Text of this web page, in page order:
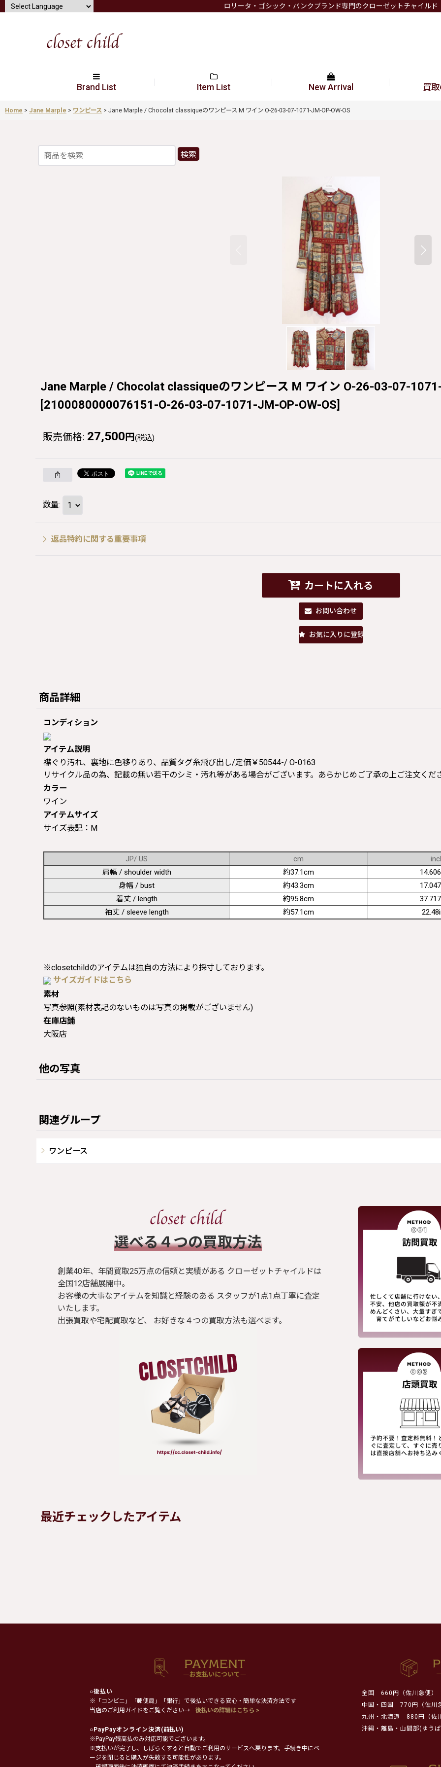
ロリータ・ゴシック・パンクブランド専門のクローゼットチャイルド
Brand List Item List New Arrival 買
Home > Jane Marple > ワンピース > Jane Marple / Chocolat classiqueのワンピース M ワイン O-26-03-07-1071-JM-OP-OW-OS
検索
Jane Marple / Chocolat classiqueのワンピース M ワイン O-26-03-07-
[2100080000076151-O-26-03-07-1071-JM-OP-OW-OS]
販売価格: 27,500 円 (税込)
数量:
返品特約に関する重要事項
カートに入れる
お問い合わせ
お気に入りに登録
商品詳細
コンディション
アイテム説明
襟ぐり汚れ、裏地に色移りあり、品質タグ糸飛び出し/定価￥50544-/ O-0163
リサイクル品の為、記載の無い若干のシミ・汚れ等がある場合がございます。あらかじめご了承の上ご注文くだ
カラー
ワイン
アイテムサイズ
サイズ表記：M
JP/ US cm
肩幅 / shoulder width
約37.1cm
身幅 / bust
約43.3cm
着丈 / length
約95.8cm
袖丈 / sleeve length
約57.1cm
※closetchildのアイテムは独自の方法により採寸しております。
サイズガイドはこちら
素材
写真参照(素材表記のないものは写真の掲載がございません)
在庫店舗
大阪店
他の写真
関連グループ
ワンピース
​選べる４つの買取方法
創業40年、年間買取25万点の信頼と実績がある クローゼットチャイルドは
全国12店舗展開中。
お客様の大事なアイテムを知識と経験のある スタッフが1点1点丁寧に査定
いたします。
出張買取や宅配買取など、 お好きな４つの買取方法も選べます。
最近チェックしたアイテム
○後払い
※「コンビニ」「郵便局」「銀行」で後払いできる安心・簡単な決済方法です
当店のご利用ガイドをご覧ください→
後払いの詳細はこちら >
○PayPayオンライン決済(前払い)
※PayPay残高払のみ対応可能でございます。
※支払いが完了し、しばらくすると自動でご利用のサービスへ戻ります。手続き中にペ
ージを閉じると購入が失敗する可能性があります。
全国
660円（佐川急便）
中国・四国
770円（佐川
九州・北海道
880円（佐
沖縄・離島・山間部(ゆう